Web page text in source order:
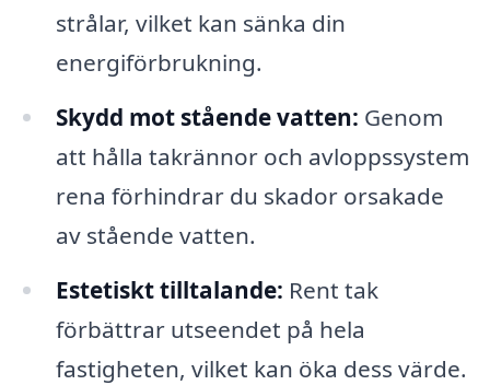
strålar, vilket kan sänka din
energiförbrukning.
Skydd mot stående vatten: Genom
att hålla takrännor och avloppssystem
rena förhindrar du skador orsakade
av stående vatten.
Estetiskt tilltalande: Rent tak
förbättrar utseendet på hela
fastigheten, vilket kan öka dess värde.